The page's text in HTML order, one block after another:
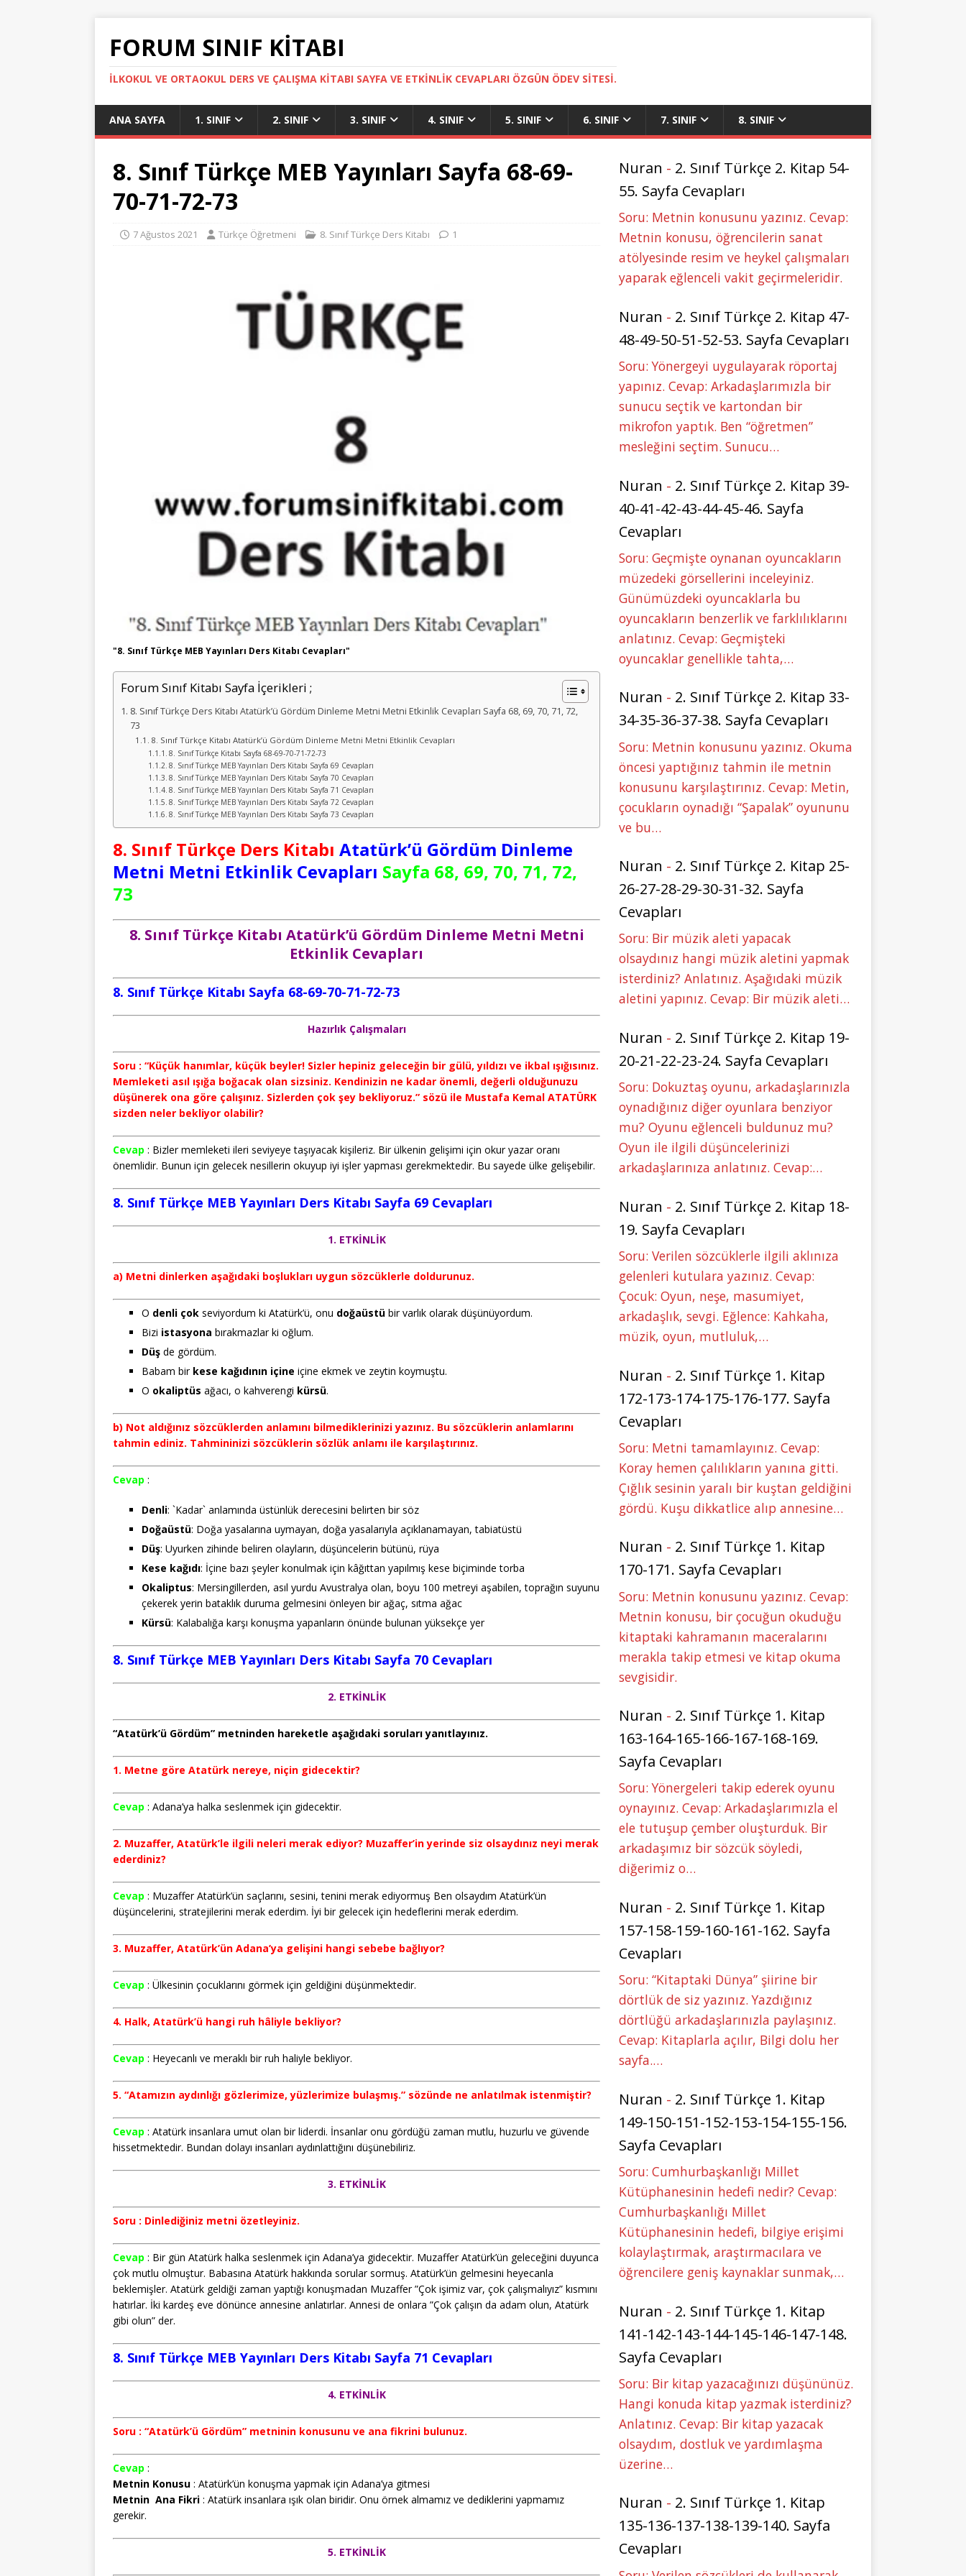
FORUM SINIF KITABI
İLKOKUL VE ORTAOKUL DERS VE ÇALIŞMA KITABI SAYFA VE ETKINLIK CEVAPLARI ÖZGÜN ÖDEV SITESI.
ANA SAYFA 1. SINIF 2. SINIF 3. SINIF 4. SINIF 5. SINIF 6. SINIF 7. SINIF 8. SINIF
8. Sınıf Türkçe MEB Yayınları Sayfa 68-69-
70-71-72-73
7 Ağustos 2021 Türkçe Öğretmeni 8. Sınıf Türkçe Ders Kitabı 1
"8. Sınıf Türkçe MEB Yayınları Ders Kitabı Cevapları"
Forum Sınıf Kitabı Sayfa İçerikleri ;
8. Sınıf Türkçe Ders Kitabı Atatürk’ü Gördüm Dinleme Metni Metni Etkinlik Cevapları Sayfa 68, 69, 70, 71, 72,
73
8. Sınıf Türkçe Kitabı Atatürk’ü Gördüm Dinleme Metni Metni Etkinlik Cevapları
8. Sınıf Türkçe Kitabı Sayfa 68-69-70-71-72-73
8. Sınıf Türkçe MEB Yayınları Ders Kitabı Sayfa 69 Cevapları
8. Sınıf Türkçe MEB Yayınları Ders Kitabı Sayfa 70 Cevapları
8. Sınıf Türkçe MEB Yayınları Ders Kitabı Sayfa 71 Cevapları
8. Sınıf Türkçe MEB Yayınları Ders Kitabı Sayfa 72 Cevapları
8. Sınıf Türkçe MEB Yayınları Ders Kitabı Sayfa 73 Cevapları
8. Sınıf Türkçe Ders Kitabı Atatürk’ü Gördüm Dinleme
Metni Metni Etkinlik Cevapları Sayfa 68, 69, 70, 71, 72,
73
8. Sınıf Türkçe Kitabı Atatürk’ü Gördüm Dinleme Metni Metni
Etkinlik Cevapları
8. Sınıf Türkçe Kitabı Sayfa 68-69-70-71-72-73
Hazırlık Çalışmaları
Soru : “Küçük hanımlar, küçük beyler! Sizler hepiniz geleceğin bir gülü, yıldızı ve ikbal ışığısınız.
Memleketi asıl ışığa boğacak olan sizsiniz. Kendinizin ne kadar önemli, değerli olduğunuzu
düşünerek ona göre çalışınız. Sizlerden çok şey bekliyoruz.” sözü ile Mustafa Kemal ATATÜRK
sizden neler bekliyor olabilir?
Cevap : Bizler memleketi ileri seviyeye taşıyacak kişileriz. Bir ülkenin gelişimi için okur yazar oranı
önemlidir. Bunun için gelecek nesillerin okuyup iyi işler yapması gerekmektedir. Bu sayede ülke gelişebilir.
8. Sınıf Türkçe MEB Yayınları Ders Kitabı Sayfa 69 Cevapları
1. ETKİNLİK
a) Metni dinlerken aşağıdaki boşlukları uygun sözcüklerle doldurunuz.
O denli çok seviyordum ki Atatürk’ü, onu doğaüstü bir varlık olarak düşünüyordum.
Bizi istasyona bırakmazlar ki oğlum.
Düş de gördüm.
Babam bir kese kağıdının içine içine ekmek ve zeytin koymuştu.
O okaliptüs ağacı, o kahverengi kürsü.
b) Not aldığınız sözcüklerden anlamını bilmediklerinizi yazınız. Bu sözcüklerin anlamlarını
tahmin ediniz. Tahmininizi sözcüklerin sözlük anlamı ile karşılaştırınız.
Cevap :
Denli: `Kadar` anlamında üstünlük derecesini belirten bir söz
Doğaüstü: Doğa yasalarına uymayan, doğa yasalarıyla açıklanamayan, tabiatüstü
Düş: Uyurken zihinde beliren olayların, düşüncelerin bütünü, rüya
Kese kağıdı: İçine bazı şeyler konulmak için kâğıttan yapılmış kese biçiminde torba
Okaliptus: Mersingillerden, asıl yurdu Avustralya olan, boyu 100 metreyi aşabilen, toprağın suyunu
çekerek yerin bataklık duruma gelmesini önleyen bir ağaç, sıtma ağac
Kürsü: Kalabalığa karşı konuşma yapanların önünde bulunan yüksekçe yer
8. Sınıf Türkçe MEB Yayınları Ders Kitabı Sayfa 70 Cevapları
2. ETKİNLİK
“Atatürk’ü Gördüm” metninden hareketle aşağıdaki soruları yanıtlayınız.
1. Metne göre Atatürk nereye, niçin gidecektir?
Cevap : Adana’ya halka seslenmek için gidecektir.
2. Muzaffer, Atatürk’le ilgili neleri merak ediyor? Muzaffer’in yerinde siz olsaydınız neyi merak
ederdiniz?
Cevap : Muzaffer Atatürk’ün saçlarını, sesini, tenini merak ediyormuş Ben olsaydım Atatürk’ün
düşüncelerini, stratejilerini merak ederdim. İyi bir gelecek için hedeflerini merak ederdim.
3. Muzaffer, Atatürk’ün Adana’ya gelişini hangi sebebe bağlıyor?
Cevap : Ülkesinin çocuklarını görmek için geldiğini düşünmektedir.
4. Halk, Atatürk’ü hangi ruh hâliyle bekliyor?
Cevap : Heyecanlı ve meraklı bir ruh haliyle bekliyor.
5. “Atamızın aydınlığı gözlerimize, yüzlerimize bulaşmış.” sözünde ne anlatılmak istenmiştir?
Cevap : Atatürk insanlara umut olan bir liderdi. İnsanlar onu gördüğü zaman mutlu, huzurlu ve güvende
hissetmektedir. Bundan dolayı insanları aydınlattığını düşünebiliriz.
3. ETKİNLİK
Soru : Dinlediğiniz metni özetleyiniz.
Cevap : Bir gün Atatürk halka seslenmek için Adana’ya gidecektir. Muzaffer Atatürk’ün geleceğini duyunca
çok mutlu olmuştur. Babasına Atatürk hakkında sorular sormuş. Atatürk’ün gelmesini heyecanla
beklemişler. Atatürk geldiği zaman yaptığı konuşmadan Muzaffer ”Çok işimiz var, çok çalışmalıyız” kısmını
hatırlar. İki kardeş eve dönünce annesine anlatırlar. Annesi de onlara ”Çok çalışın da adam olun, Atatürk
gibi olun” der.
8. Sınıf Türkçe MEB Yayınları Ders Kitabı Sayfa 71 Cevapları
4. ETKİNLİK
Soru : “Atatürk’ü Gördüm” metninin konusunu ve ana fikrini bulunuz.
Cevap :
Metnin Konusu : Atatürk’ün konuşma yapmak için Adana’ya gitmesi
Metnin Ana Fikri : Atatürk insanlara ışık olan biridir. Onu örnek almamız ve dediklerini yapmamız
gerekir.
5. ETKİNLİK
Nuran - 2. Sınıf Türkçe 2. Kitap 54-
55. Sayfa Cevapları
Soru: Metnin konusunu yazınız. Cevap:
Metnin konusu, öğrencilerin sanat
atölyesinde resim ve heykel çalışmaları
yaparak eğlenceli vakit geçirmeleridir.
Nuran - 2. Sınıf Türkçe 2. Kitap 47-
48-49-50-51-52-53. Sayfa Cevapları
Soru: Yönergeyi uygulayarak röportaj
yapınız. Cevap: Arkadaşlarımızla bir
sunucu seçtik ve kartondan bir
mikrofon yaptık. Ben “öğretmen”
mesleğini seçtim. Sunucu…
Nuran - 2. Sınıf Türkçe 2. Kitap 39-
40-41-42-43-44-45-46. Sayfa
Cevapları
Soru: Geçmişte oynanan oyuncakların
müzedeki görsellerini inceleyiniz.
Günümüzdeki oyuncaklarla bu
oyuncakların benzerlik ve farklılıklarını
anlatınız. Cevap: Geçmişteki
oyuncaklar genellikle tahta,…
Nuran - 2. Sınıf Türkçe 2. Kitap 33-
34-35-36-37-38. Sayfa Cevapları
Soru: Metnin konusunu yazınız. Okuma
öncesi yaptığınız tahmin ile metnin
konusunu karşılaştırınız. Cevap: Metin,
çocukların oynadığı “Şapalak” oyununu
ve bu…
Nuran - 2. Sınıf Türkçe 2. Kitap 25-
26-27-28-29-30-31-32. Sayfa
Cevapları
Soru: Bir müzik aleti yapacak
olsaydınız hangi müzik aletini yapmak
isterdiniz? Anlatınız. Aşağıdaki müzik
aletini yapınız. Cevap: Bir müzik aleti…
Nuran - 2. Sınıf Türkçe 2. Kitap 19-
20-21-22-23-24. Sayfa Cevapları
Soru: Dokuztaş oyunu, arkadaşlarınızla
oynadığınız diğer oyunlara benziyor
mu? Oyunu eğlenceli buldunuz mu?
Oyun ile ilgili düşüncelerinizi
arkadaşlarınıza anlatınız. Cevap:…
Nuran - 2. Sınıf Türkçe 2. Kitap 18-
19. Sayfa Cevapları
Soru: Verilen sözcüklerle ilgili aklınıza
gelenleri kutulara yazınız. Cevap:
Çocuk: Oyun, neşe, masumiyet,
arkadaşlık, sevgi. Eğlence: Kahkaha,
müzik, oyun, mutluluk,…
Nuran - 2. Sınıf Türkçe 1. Kitap
172-173-174-175-176-177. Sayfa
Cevapları
Soru: Metni tamamlayınız. Cevap:
Koray hemen çalılıkların yanına gitti.
Çığlık sesinin yaralı bir kuştan geldiğini
gördü. Kuşu dikkatlice alıp annesine…
Nuran - 2. Sınıf Türkçe 1. Kitap
170-171. Sayfa Cevapları
Soru: Metnin konusunu yazınız. Cevap:
Metnin konusu, bir çocuğun okuduğu
kitaptaki kahramanın maceralarını
merakla takip etmesi ve kitap okuma
sevgisidir.
Nuran - 2. Sınıf Türkçe 1. Kitap
163-164-165-166-167-168-169.
Sayfa Cevapları
Soru: Yönergeleri takip ederek oyunu
oynayınız. Cevap: Arkadaşlarımızla el
ele tutuşup çember oluşturduk. Bir
arkadaşımız bir sözcük söyledi,
diğerimiz o…
Nuran - 2. Sınıf Türkçe 1. Kitap
157-158-159-160-161-162. Sayfa
Cevapları
Soru: “Kitaptaki Dünya” şiirine bir
dörtlük de siz yazınız. Yazdığınız
dörtlüğü arkadaşlarınızla paylaşınız.
Cevap: Kitaplarla açılır, Bilgi dolu her
sayfa.…
Nuran - 2. Sınıf Türkçe 1. Kitap
149-150-151-152-153-154-155-156.
Sayfa Cevapları
Soru: Cumhurbaşkanlığı Millet
Kütüphanesinin hedefi nedir? Cevap:
Cumhurbaşkanlığı Millet
Kütüphanesinin hedefi, bilgiye erişimi
kolaylaştırmak, araştırmacılara ve
öğrencilere geniş kaynaklar sunmak,…
Nuran - 2. Sınıf Türkçe 1. Kitap
141-142-143-144-145-146-147-148.
Sayfa Cevapları
Soru: Bir kitap yazacağınızı düşününüz.
Hangi konuda kitap yazmak isterdiniz?
Anlatınız. Cevap: Bir kitap yazacak
olsaydım, dostluk ve yardımlaşma
üzerine…
Nuran - 2. Sınıf Türkçe 1. Kitap
135-136-137-138-139-140. Sayfa
Cevapları